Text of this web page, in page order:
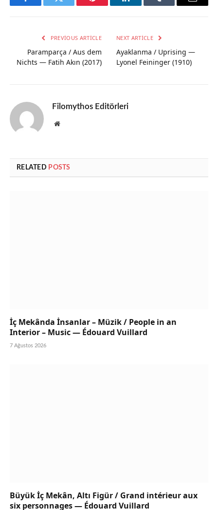
FacebookTwitter Pinterest LinkedInTumblr Email
PREVIOUS ARTICLE
Paramparça / Aus dem
Nichts — Fatih Akın (2017)
NEXT ARTICLE
Ayaklanma / Uprising —
Lyonel Feininger (1910)
Filomythos Editörleri
Website
RELATED POSTS
İç Mekânda İnsanlar – Müzik / People in an
Interior – Music — Édouard Vuillard
7 Ağustos 2026
Büyük İç Mekân, Altı Figür / Grand intérieur aux
six personnages — Édouard Vuillard